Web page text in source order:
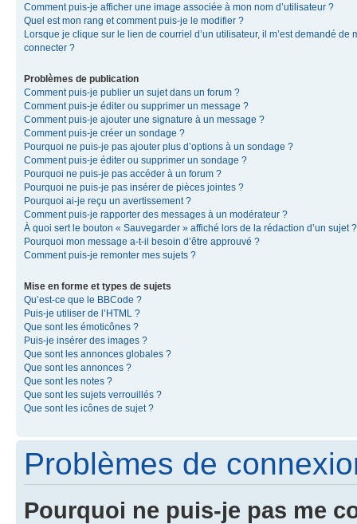
Comment puis-je afficher une image associée à mon nom d’utilisateur ?
Quel est mon rang et comment puis-je le modifier ?
Lorsque je clique sur le lien de courriel d’un utilisateur, il m’est demandé de
connecter ?
Problèmes de publication
Comment puis-je publier un sujet dans un forum ?
Comment puis-je éditer ou supprimer un message ?
Comment puis-je ajouter une signature à un message ?
Comment puis-je créer un sondage ?
Pourquoi ne puis-je pas ajouter plus d’options à un sondage ?
Comment puis-je éditer ou supprimer un sondage ?
Pourquoi ne puis-je pas accéder à un forum ?
Pourquoi ne puis-je pas insérer de pièces jointes ?
Pourquoi ai-je reçu un avertissement ?
Comment puis-je rapporter des messages à un modérateur ?
À quoi sert le bouton « Sauvegarder » affiché lors de la rédaction d’un sujet ?
Pourquoi mon message a-t-il besoin d’être approuvé ?
Comment puis-je remonter mes sujets ?
Mise en forme et types de sujets
Qu’est-ce que le BBCode ?
Puis-je utiliser de l’HTML ?
Que sont les émoticônes ?
Puis-je insérer des images ?
Que sont les annonces globales ?
Que sont les annonces ?
Que sont les notes ?
Que sont les sujets verrouillés ?
Que sont les icônes de sujet ?
Problèmes de
Pourquoi ne puis-je pas me